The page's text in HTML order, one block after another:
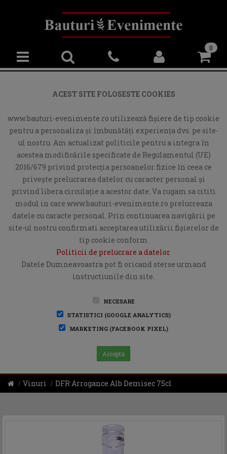
0
ACEST SITE FOLOSESTE COOKIES
www.bauturi-evenimente.ro utilizează fişiere de tip cookie
pentru a personaliza și îmbunătăți experiența dvs. pe site-
ul nostru. Am actualizat politicile pentru a integra în
acestea modificările specificate de Regulamentul (UE)
2016/679 privind protecția persoanelor fizice în ceea ce
privește prelucrarea datelor cu caracter personal și
privind libera circulație a acestor date. Va rugam sa cititi
modul in care www.bauturi-evenimente.ro prelucreaza
datele cu caracte personal. Prin continuarea navigării pe
site-ul nostru confirmati acceptarea utilizării fişierelor de
tip cookie conform
Politicii de prelucrare a datelor.
Datele Dumneavoastra pot fi oricand sterse urmand
instructiunile din site.
NECESARE
STATISTICI (GOOGLE ANALYTICS)
MARKETING (FACEBOOK PIXEL)
Accepta
Vinuri DFR Arrogance Alb Demisec 75cl